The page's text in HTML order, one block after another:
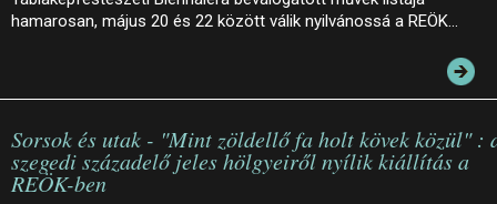
hamarosan, május 20 és 22 között válik nyilvánossá a REÖK…
Sorsok és utak - "Mint zöldellő fa holt kövek közül" :
szegedi századelő jeles hölgyeiről nyílik kiállítás a
REÖK-ben